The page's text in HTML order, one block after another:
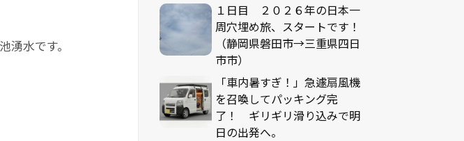
湧水です。
１日目 ２０２６年の日本一
周穴埋め旅、スタートです！
（静岡県磐田市→三重県四日
市市）
「車内暑すぎ！」急遽扇風機
を召喚してパッキング完
了！ ギリギリ滑り込みで明
日の出発へ。